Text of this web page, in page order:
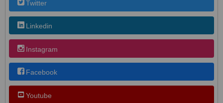
Twitter
Linkedin
Instagram
Facebook
Youtube